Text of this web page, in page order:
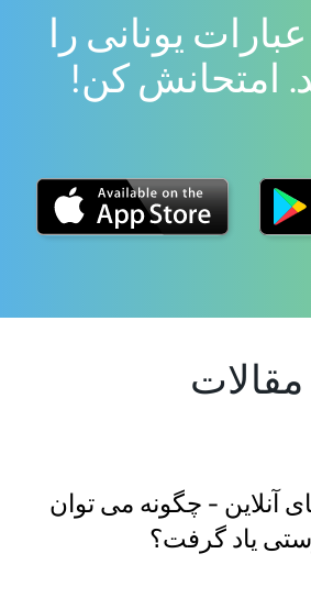
یونانی را
امتحانش کن!
مقالات
آنلاین - چگونه می توان
یاد گرفت؟